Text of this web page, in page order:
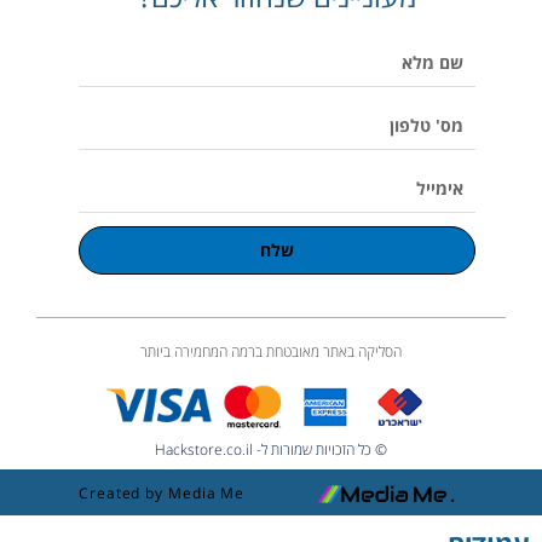
p
v
m
o
p
מלא
טלפון
שלח
הסליקה באתר מאובטחת ברמה המחמירה ביותר
© כל הזכויות שמורות ל- Hackstore.co.il
Created by Media Me